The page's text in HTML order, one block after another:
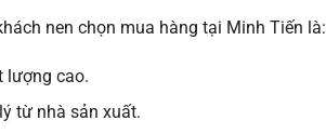
nen chọn mua hàng tại Minh Tiến là:
lượng cao.
từ nhà sản xuất.